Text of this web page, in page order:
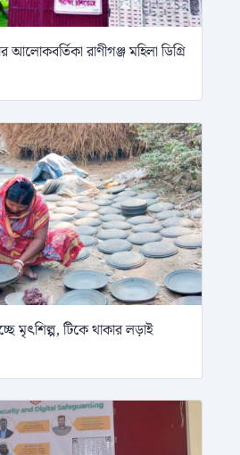
আলোকবর্তিকা রাণীগঞ্জ মহিলা ডিগ্রি
মৃৎশিল্প, টিকে থাকার লড়াই